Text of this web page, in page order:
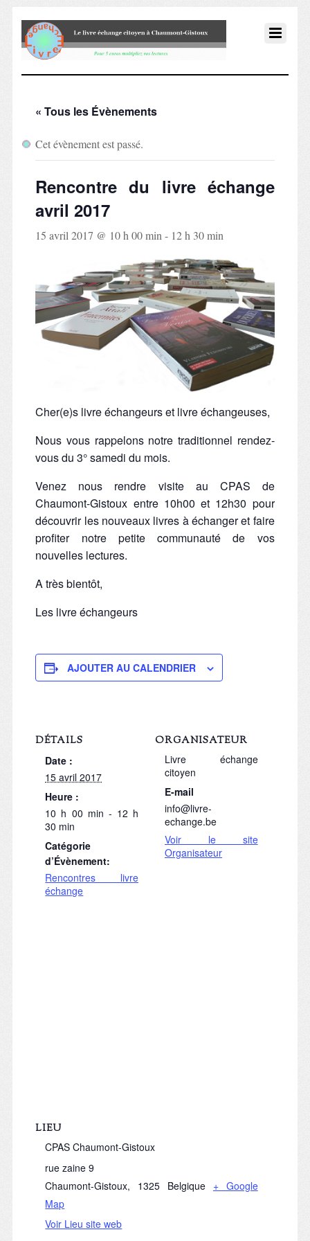
« Tous les Évènements
Cet évènement est passé.
Rencontre du livre échange
avril 2017
15 avril 2017 @ 10 h 00 min - 12 h 30 min
Cher(e)s livre échangeurs et livre échangeuses,
Nous vous rappelons notre traditionnel rendez-
vous du 3° samedi du mois.
Venez nous rendre visite au CPAS de
Chaumont-Gistoux entre 10h00 et 12h30 pour
découvrir les nouveaux livres à échanger et faire
profiter notre petite communauté de vos
nouvelles lectures.
A très bientôt,
Les livre échangeurs
AJOUTER AU CALENDRIER
DÉTAILS
Date :
15 avril 2017
Heure :
10 h 00 min - 12 h
30 min
Catégorie
d’Évènement:
Rencontres livre
échange
ORGANISATEUR
Livre échange
citoyen
E-mail
info@livre-
echange.be
Voir le site
Organisateur
LIEU
CPAS Chaumont-Gistoux
rue zaine 9
Chaumont-Gistoux, 1325 Belgique + Google
Map
Voir Lieu site web